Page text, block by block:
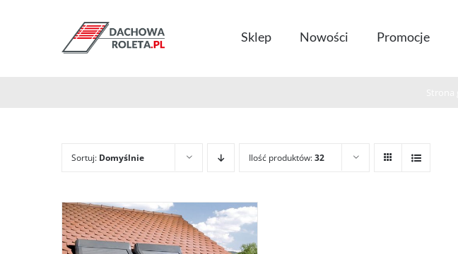
Sklep Nowości Promocje
Sortuj: Domyślnie Ilość produktów:32